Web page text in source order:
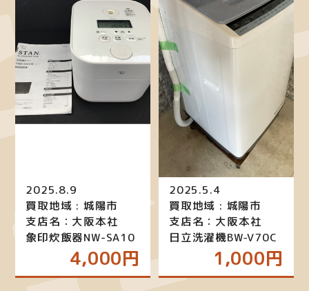
2025.8.9
買取地域 : 城陽市
支店名：大阪本社
象印炊飯器NW‑SA10
4,000円
2025.5.4
買取地域 : 城陽市
支店名：大阪本社
日立洗濯機BW-V70C
1,000円